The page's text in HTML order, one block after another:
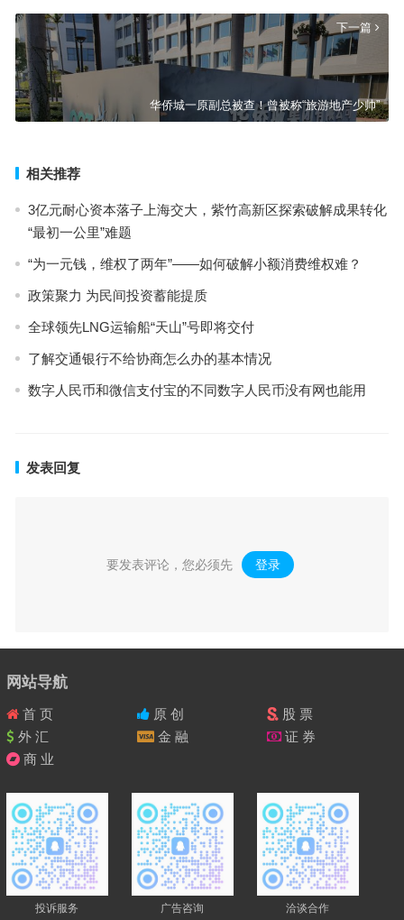
下一篇
华侨城一原副总被查！曾被称“旅游地产少帅”
相关推荐
3亿元耐心资本落子上海交大，紫竹高新区探索破解成果转化
“最初一公里”难题
“为一元钱，维权了两年”——如何破解小额消费维权难？
政策聚力 为民间投资蓄能提质
全球领先LNG运输船“天山”号即将交付
了解交通银行不给协商怎么办的基本情况
数字人民币和微信支付宝的不同数字人民币没有网也能用
发表回复
要发表评论，您必须先 登录 。
网站导航
首 页 原 创
股 票
外 汇
金 融
证 券
商 业
投诉服务 广告咨询 洽谈合作